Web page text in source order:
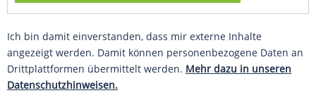
Ich bin damit einverstanden, dass mir externe Inhalte
angezeigt werden. Damit können personenbezogene Daten an
Drittplattformen übermittelt werden. Mehr dazu in unseren
Datenschutzhinweisen.